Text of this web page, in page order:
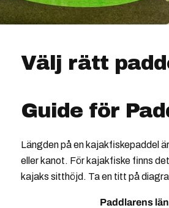
Välj rätt
Guide för
Längden på en kajakfiskepaddel
eller kanot. För kajakfiske finns
kajaks sitthöjd. Ta en titt på
Paddlarens längd